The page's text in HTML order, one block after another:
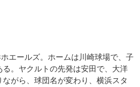
エールズ。ホームは川崎球場で、子
。ヤクルトの先発は安田で、大洋
がら、球団名が変わり、横浜スタ